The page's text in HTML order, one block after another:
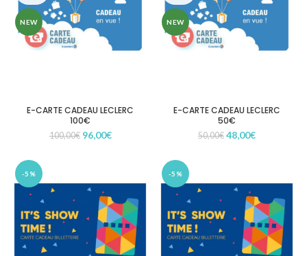
NEW
E-CARTE CADEAU LECLERC
100€
100,00€ Le
100,00€.
96,00€Le
96,00€.
NEW
E-CARTE CADEAU LECLERC
50€
50,00€ Le
50,00€.
48,00€Le
48,00€.
-5% -5%